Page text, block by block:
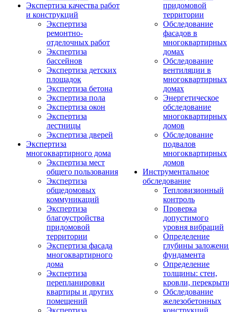
Экспертиза качества работ
и конструкций
Экспертиза
ремонтно-
отделочных работ
Экспертиза
бассейнов
Экспертиза детских
площадок
Экспертиза бетона
Экспертиза пола
Экспертиза окон
Экспертиза
лестницы
Экспертиза дверей
Экспертиза
многоквартирного дома
Экспертиза мест
общего пользования
Экспертиза
общедомовых
коммуникаций
Экспертиза
благоустройства
придомовой
территории
Экспертиза фасада
многоквартирного
дома
Экспертиза
перепланировки
квартиры и других
помещений
Экспертиза
придомовой
территории
Обследование
фасадов в
многоквартирных
домах
Обследование
вентиляции в
многоквартирных
домах
Энергетическое
обследование
многоквартирных
домов
Обследование
подвалов
многоквартирных
домов
Инструментальное
обследование
Тепловизионный
контроль
Проверка
допустимого
уровня вибраций
Определение
глубины
фундамента
Определение
толщины: стен,
кровли,
Обследование
железобетонных
конструкций